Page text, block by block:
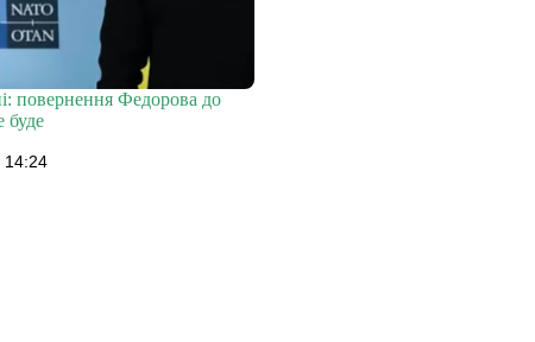
повернення Федорова до
буде
14:24